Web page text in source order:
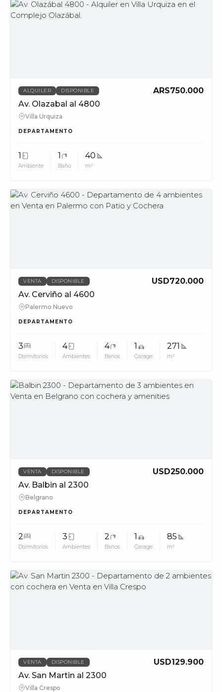
MUV
ALQUILER DISPONIBLE
ARS750.000
Av. Olazabal al 4800
Villa Urquiza
DEPARTAMENTO
1
Ambiente
1
Baño
40
m²
MUV
VENTA DISPONIBLE
USD720.000
Av. Cerviño al 4600
Palermo Nuevo
DEPARTAMENTO
3
Dormitorios
4
Ambientes
4
Baños
1
Garage
271
m²
MUV
VENTA DISPONIBLE
USD250.000
Av. Balbin al 2300
Belgrano
DEPARTAMENTO
2
Dormitorios
3
Ambientes
2
Baños
1
Garage
85
m²
MUV
VENTA DISPONIBLE
USD129.900
Av. San Martin al 2300
Villa Crespo